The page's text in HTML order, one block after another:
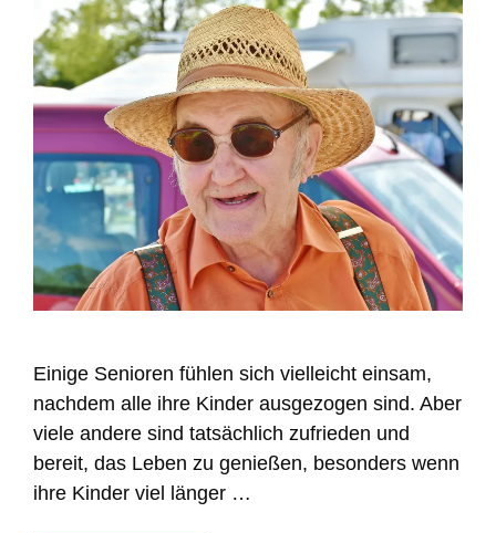
Einige Senioren fühlen sich vielleicht einsam,
nachdem alle ihre Kinder ausgezogen sind. Aber
viele andere sind tatsächlich zufrieden und
bereit, das Leben zu genießen, besonders wenn
ihre Kinder viel länger …